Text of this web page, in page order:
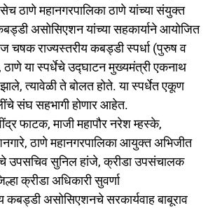
ठाणे महानगरपालिका ठाणे यांच्या संयुक्त
असोसिएशन यांच्या सहकार्याने आयोजित
चषक राज्यस्तरीय कबड्डी स्पर्धा (पुरुष व
या स्पर्धेचे उद्घाटन मुख्यमंत्री एकनाथ
त्यावेळी ते बोलत होते. या स्पर्धेत एकूण
संघ सहभागी होणार आहेत.
फाटक, माजी महापौर नरेश म्हस्के,
ठाणे महानगरपालिका आयुक्त अभिजीत
उपसचिव सुनिल हांजे, क्रीडा उपसंचालक
क्रीडा अधिकारी सुवर्णा
कबड्डी असोसिएशनचे सरकार्यवाह बाबूराव